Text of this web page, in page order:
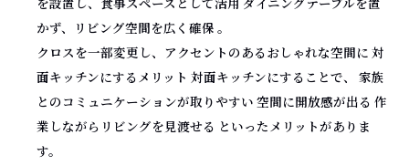
かず、リビング空間を広く確保 。
クロスを一部変更し、アクセントのあるおしゃれな空間に 対
面キッチンにするメリット 対面キッチンにすることで、 家族
とのコミュニケーションが取りやすい 空間に開放感が出る 作
業しながらリビングを見渡せる といったメリットがありま
す。